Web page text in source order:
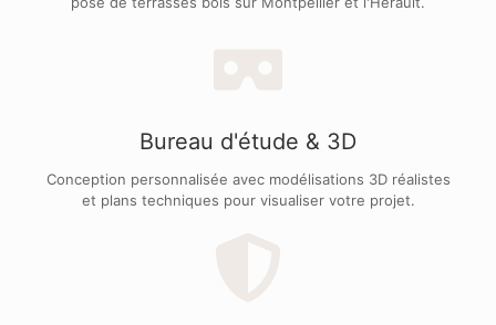
Bureau d'étude & 3D
Conception personnalisée avec modélisations 3D réalistes
et plans techniques pour visualiser votre projet.